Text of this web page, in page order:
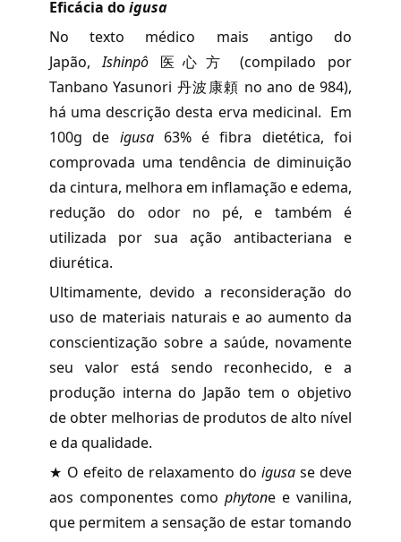
Eficácia doigusa
No texto médico mais antigo do
Japão,Ishinpô 医心方 (compilado por
Tanbano Yasunori 丹波康頼 no ano de 984),
há uma descrição desta erva medicinal. Em
100g de igusa63% é fibra dietética, foi
comprovada uma tendência de diminuição
da cintura, melhora em inflamação e edema,
redução do odor no pé, e também é
utilizada por sua ação antibacteriana e
diurética.
Ultimamente, devido a reconsideração do
uso de materiais naturais e ao aumento da
conscientização sobre a saúde, novamente
seu valor está sendo reconhecido, e a
produção interna do Japão tem o objetivo
de obter melhorias de produtos de alto nível
e da qualidade.
★ O efeito de relaxamento do igusa se deve
aos componentes como phytone e vanilina,
que permitem a sensação de estar tomando